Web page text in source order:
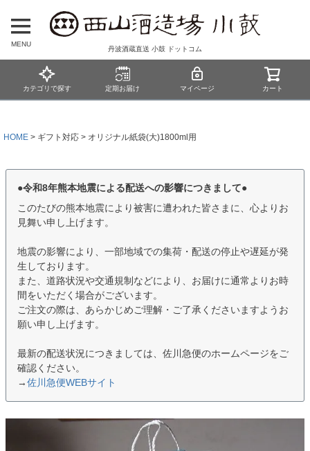
MENU
丹波酒蔵直送 小鼓 ドットコム
カテゴリで探す 定期お届け マイページ カート
HOME ギフト対応 オリジナル紙袋(大)1800ml用
●令和8年熊本地震による配送への影響につきまして●
このたびの熊本地震により被害に遭われた皆さまに、心よりお
見舞い申し上げます。
地震の影響により、一部地域での集荷・配送の停止や遅延が発
生しております。
また、道路状況や交通規制などにより、お届けに通常よりお時
間をいただく場合がございます。
ご注文の際は、あらかじめご理解・ご了承くださいますようお
願い申し上げます。
最新の配送状況につきましては、佐川急便のホームページをご
確認ください。
→佐川急便WEBサイト